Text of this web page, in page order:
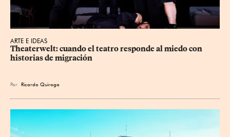
ARTE E IDEAS
Theaterwelt: cuando el teatro responde al miedo con
historias de migración
Por Ricardo Quiroga